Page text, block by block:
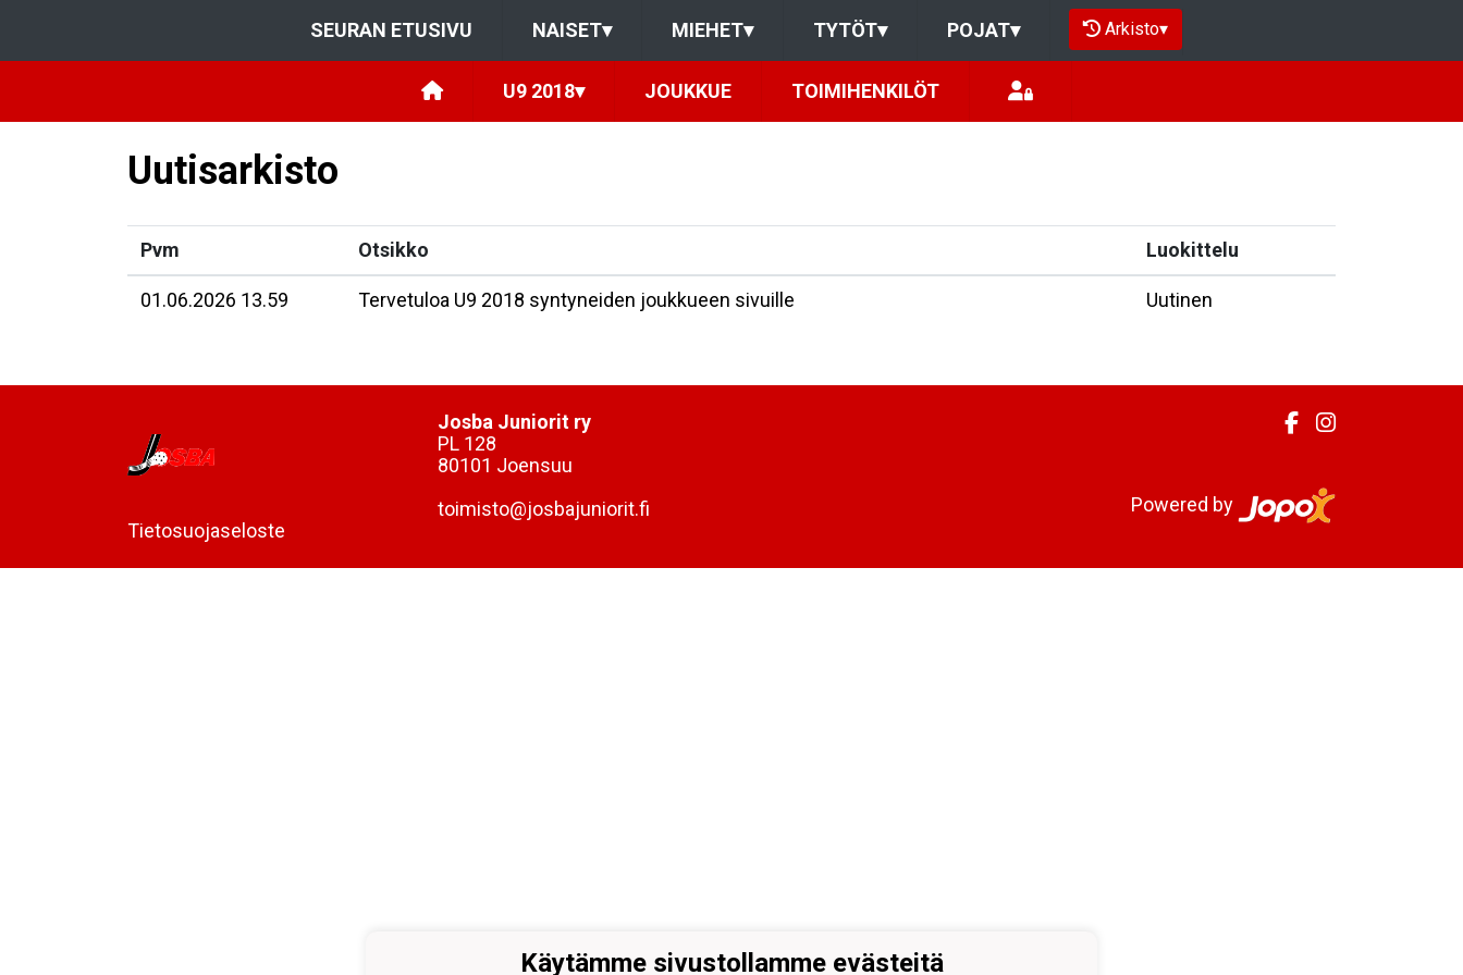
SEURAN ETUSIVU NAISET▾ MIEHET▾ TYTÖT▾ POJAT▾ Arkisto▾
U9 2018▾ JOUKKUE TOIMIHENKILÖT
Uutisarkisto
Pvm Otsikko Luokittelu
01.06.2026 13.59 Tervetuloa U9 2018 syntyneiden joukkueen sivuille Uutinen
Tietosuojaseloste
Josba Juniorit ry
PL 128
80101 Joensuu
toimisto@josbajuniorit.fi
Powered by
Käytämme sivustollamme evästeitä